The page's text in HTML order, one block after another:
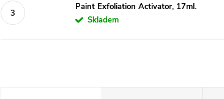
Paint Exfoliation Activator, 17ml.
Skladem